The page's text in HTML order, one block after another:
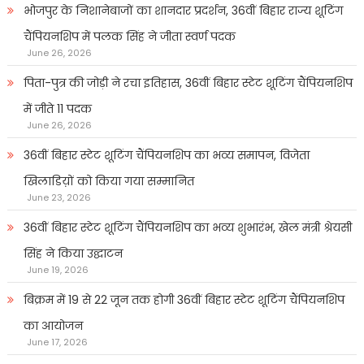
भोजपुर के निशानेबाजों का शानदार प्रदर्शन, 36वीं बिहार राज्य शूटिंग
चैंपियनशिप में पलक सिंह ने जीता स्वर्ण पदक
June 26, 2026
पिता-पुत्र की जोड़ी ने रचा इतिहास, 36वीं बिहार स्टेट शूटिंग चैंपियनशिप
में जीते 11 पदक
June 26, 2026
36वीं बिहार स्टेट शूटिंग चैंपियनशिप का भव्य समापन, विजेता
खिलाडिय़ों को किया गया सम्मानित
June 23, 2026
36वीं बिहार स्टेट शूटिंग चैंपियनशिप का भव्य शुभारंभ, खेल मंत्री श्रेयसी
सिंह ने किया उद्घाटन
June 19, 2026
बिक्रम में 19 से 22 जून तक होगी 36वीं बिहार स्टेट शूटिंग चैंपियनशिप
का आयोजन
June 17, 2026